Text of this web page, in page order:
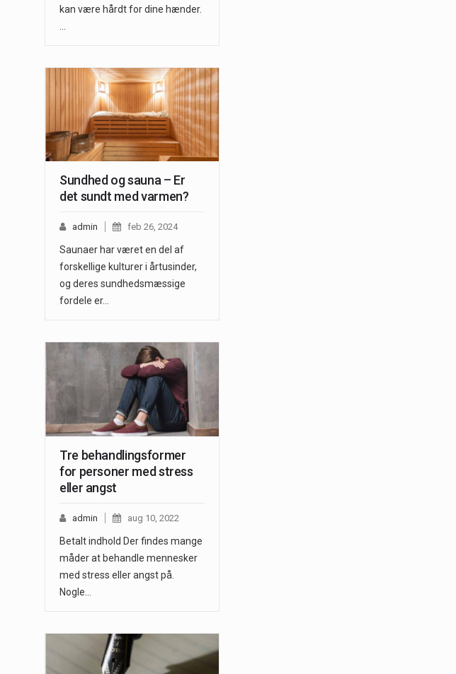
kan være hårdt for dine hænder.
Sundhed og sauna – Er
det sundt med varmen?
admin feb 26, 2024
Saunaer har været en del af
forskellige kulturer i årtusinder,
og deres sundhedsmæssige
fordele er…
Tre behandlingsformer
for personer med stress
eller angst
admin aug 10, 2022
Betalt indhold Der findes mange
måder at behandle mennesker
med stress eller angst på.
Nogle…